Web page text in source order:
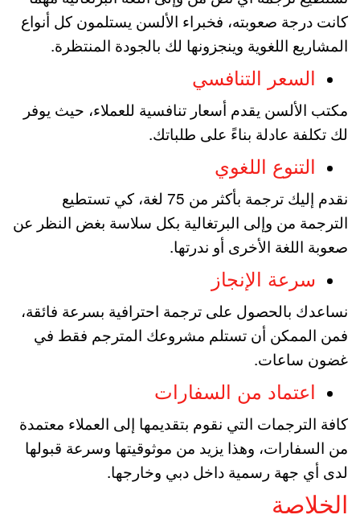
كانت درجة صعوبته، فخبراء الألسن يستلمون كل أنواع
المشاريع اللغوية وينجزونها لك بالجودة المنتظرة.
السعر التنافسي
مكتب الألسن يقدم أسعار تنافسية للعملاء، حيث يوفر
لك تكلفة عادلة بناءً على طلباتك.
التنوع اللغوي
نقدم إليك ترجمة بأكثر من 75 لغة، كي تستطيع
الترجمة من وإلى البرتغالية بكل سلاسة بغض النظر عن
صعوبة اللغة الأخرى أو ندرتها.
سرعة الإنجاز
نساعدك بالحصول على ترجمة احترافية بسرعة فائقة،
فمن الممكن أن تستلم مشروعك المترجم فقط في
غضون ساعات.
اعتماد من السفارات
كافة الترجمات التي نقوم بتقديمها إلى العملاء معتمدة
من السفارات، وهذا يزيد من موثوقيتها وسرعة قبولها
لدى أي جهة رسمية داخل دبي وخارجها.
الخلاصة